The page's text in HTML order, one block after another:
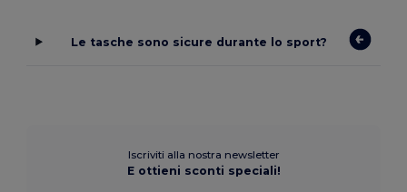
Le tasche sono sicure durante lo sport?
Iscriviti alla nostra newsletter
E ottieni sconti speciali!